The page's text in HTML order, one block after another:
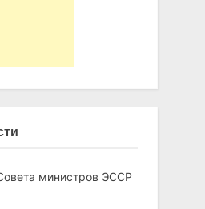
министров ЭССР